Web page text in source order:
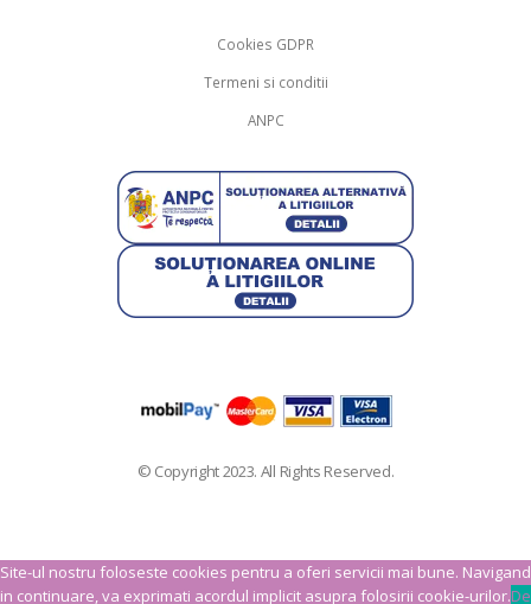
Cookies GDPR
Termeni si conditii
ANPC
© Copyright 2023. All Rights Reserved.
Site-ul nostru foloseste cookies pentru a oferi servicii mai bune. Navigand
in continuare, va exprimati acordul implicit asupra folosirii cookie-urilor.De